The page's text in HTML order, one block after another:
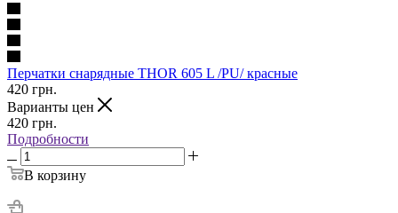
Перчатки снарядные THOR 605 L /PU/ красные
420 грн.
Варианты цен
420 грн.
Подробности
В корзину